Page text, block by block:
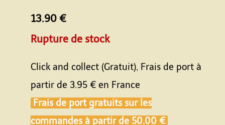
13.90 €
Rupture de stock
Click and collect (Gratuit), Frais de port à
partir de 3.95 € en France
Frais de port gratuits sur les
commandes à partir de 50.00 €